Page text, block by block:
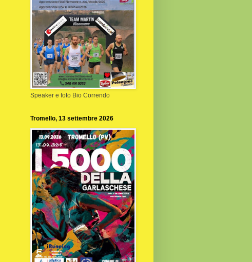
Speaker e foto Bio Correndo
Tromello, 13 settembre 2026